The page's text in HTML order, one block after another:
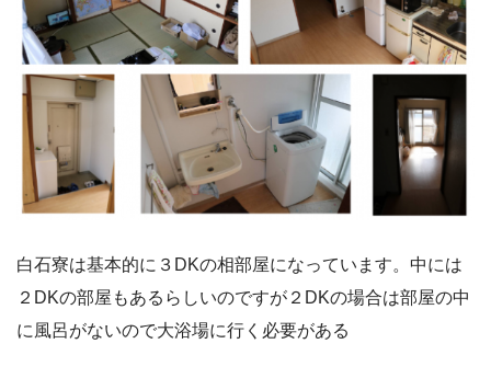
白石寮は基本的に３DKの相部屋になっています。中には
２DKの部屋もあるらしいのですが２DKの場合は部屋の中
に風呂がないので大浴場に行く必要がある